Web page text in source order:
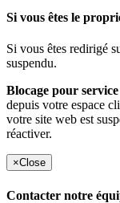
Si vous êtes le
Si vous êtes redirigé
suspendu.
Blocage pour
depuis votre espace
votre site web est
réactiver.
×Close
Contacter notre